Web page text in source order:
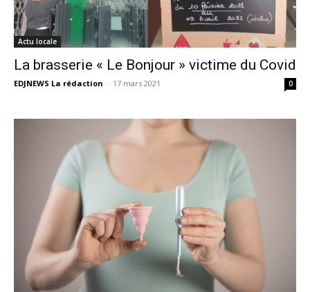
Actu locale
La brasserie « Le Bonjour » victime du Covid
EDJNEWS La rédaction - 17 mars 2021 0